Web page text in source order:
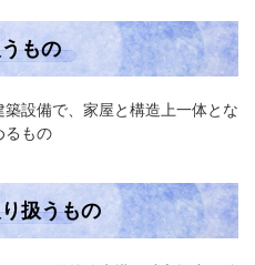
もの
設備で、家屋と構造上一体とな
るもの
扱うもの